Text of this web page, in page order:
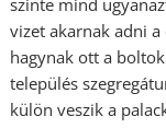
szinte mind
vizet akarnak adni a
hagynak ott a
település
külön veszik a